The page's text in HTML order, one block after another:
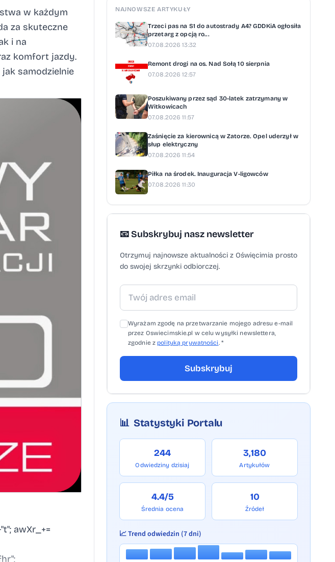
w każdym
za skuteczne
i na
komfort jazdy.
samodzielnie
awXr_+=
NAJNOWSZE ARTYKUŁY
Trzeci pas na S1 do autostrady A4? GDDKiA ogłosiła
przetarg z opcją ro...
07.08.2026 13:32
Remont drogi na os. Nad Sołą 10 sierpnia
07.08.2026 12:57
Poszukiwany przez sąd 30-latek zatrzymany w
Witkowicach
07.08.2026 11:57
Zaśnięcie za kierownicą w Zatorze. Opel uderzył w
słup elektryczny
07.08.2026 11:54
Piłka na środek. Inauguracja V-ligowców
07.08.2026 11:30
📧 Subskrybuj nasz newsletter
Otrzymuj najnowsze aktualności z Oświęcimia prosto
do swojej skrzynki odbiorczej.
Wyrażam zgodę na przetwarzanie mojego adresu e-mail
przez Oswiecimskie.pl w celu wysyłki newslettera,
zgodnie z polityką prywatności. *
Subskrybuj
📊 Statystyki Portalu
244
Odwiedziny dzisiaj
3,180
Artykułów
4.4/5
Średnia ocena
10
Źródeł
📈 Trend odwiedzin (7 dni)